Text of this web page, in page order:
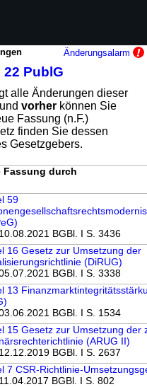
Änderungsalarm
22 PublG
alle Änderungen dieser
undvorher können Sie
Fassung (n.F.)
finden Sie dessen
Gesetzgebers.
Fassung durch
59
BGBl. I S. 3436
16 Gesetz zur Umsetzung der
(DiRUG)
BGBl. I S. 3338
13
BGBl. I S. 1534
15 Gesetz zur Umsetzung der
(ARUG II)
BGBl. I S. 2637
7 CSR-Richtlinie-
BGBl. I S. 802